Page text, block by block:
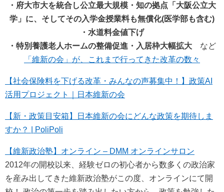
・府大市大を統合し公立最大規模・知の拠点「大阪公立大
学」に、そしてその入学金授業料も無償化(医学部も含む)
・水道料金値下げ
・特別養護老人ホームの整備促進・入居枠大幅拡大 など
「維新の会」が、これまで行ってきた改革の数々
【社会保険料を下げる改革・みんなの声募集中！】政策AI
活用プロジェクト｜日本維新の会
【新・政策目安箱】日本維新の会にどんな政策を期待しま
すか？ | PoliPoli
【維新政治塾】オンライン – DMM オンラインサロン
2012年の開校以来、経験ゼロの初心者から数多くの政治家
を産み出してきた維新政治塾がこの度、オンラインにて開